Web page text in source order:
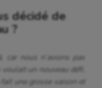
décidé de
?
car nous n’avions pas
un nouveau défi,
une grosse saison et